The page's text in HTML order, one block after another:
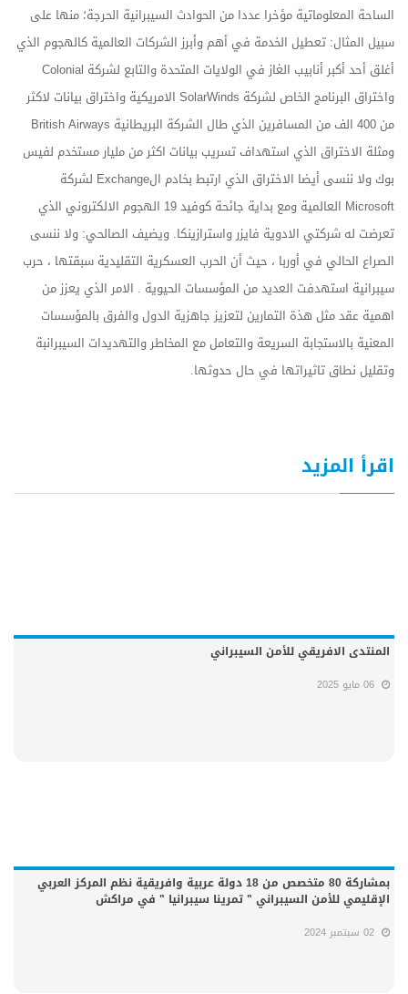
الساحة المعلوماتية مؤخرا عددا من الحوادث السيبرانية الحرجة؛ منها على
سبيل المثال: تعطيل الخدمة في أهم وأبرز الشركات العالمية كالهجوم الذي
أغلق أحد أكبر أنابيب الغاز في الولايات المتحدة والتابع لشركة Colonial
واختراق البرنامج الخاص لشركة SolarWinds الامريكية واختراق بيانات لاكثر
من 400 الف من المسافرين الذي طال الشركة البريطانية British Airways
ومثلة الاختراق الذي استهداف تسريب بيانات اكثر من مليار مستخدم لفيس
بوك ولا ننسى أيضا الاختراق الذي ارتبط بخادم الExchange لشركة
Microsoft العالمية ومع بداية جائحة كوفيد 19 الهجوم الالكتروني الذي
تعرضت له شركتي الادوية فايزر واسترازينكا. ويضيف الصالحي: ولا ننسى
الصراع الحالي في أوربا ، حيث أن الحرب العسكرية التقليدية سبقتها ، حرب
سيبرانية استهدفت العديد من المؤسسات الحيوية . الامر الذي يعزز من
اهمية عقد مثل هذة التمارين لتعزيز جاهزية الدول والفرق بالمؤسسات
المعنية بالاستجابة السريعة والتعامل مع المخاطر والتهديدات السيبرانبة
وتقليل نطاق تاثيراتها في حال حدوثها.
اقرأ المزيد
المنتدى الافريقي للأمن السيبراني
06 مايو 2025
بمشاركة 80 متخصص من 18 دولة عربية وافريقية نظم المركز العربي
الإقليمي للأمن السيبراني " تمرينا سيبرانيا " في مراكش
02 سبتمبر 2024